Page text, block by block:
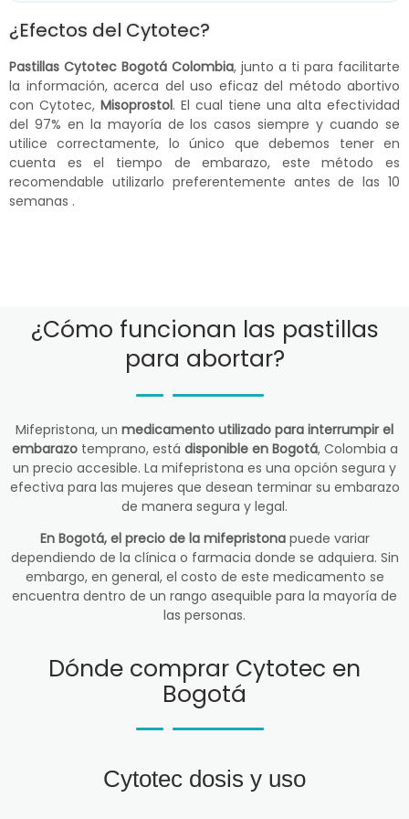
¿Efectos del Cytotec?
Pastillas Cytotec Bogotá Colombia, junto a ti para facilitarte
la información, acerca del uso eficaz del método abortivo
con Cytotec, Misoprostol. El cual tiene una alta efectividad
del 97% en la mayoría de los casos siempre y cuando se
utilice correctamente, lo único que debemos tener en
cuenta es el tiempo de embarazo, este método es
recomendable utilizarlo preferentemente antes de las 10
semanas .
¿Cómo funcionan las pastillas
para abortar?
Mifepristona, un medicamento utilizado para interrumpir el
embarazotemprano, está disponible en Bogotá, Colombia a
un precio accesible. La mifepristona es una opción segura y
efectiva para las mujeres que desean terminar su embarazo
de manera segura y legal.
En Bogotá, el precio de la mifepristonapuede variar
dependiendo de la clínica o farmacia donde se adquiera. Sin
embargo, en general, el costo de este medicamento se
encuentra dentro de un rango asequible para la mayoría de
las personas.
Dónde comprar Cytotec en
Bogotá
Cytotec dosis y uso